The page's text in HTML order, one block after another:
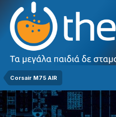
Corsair M75 AIR